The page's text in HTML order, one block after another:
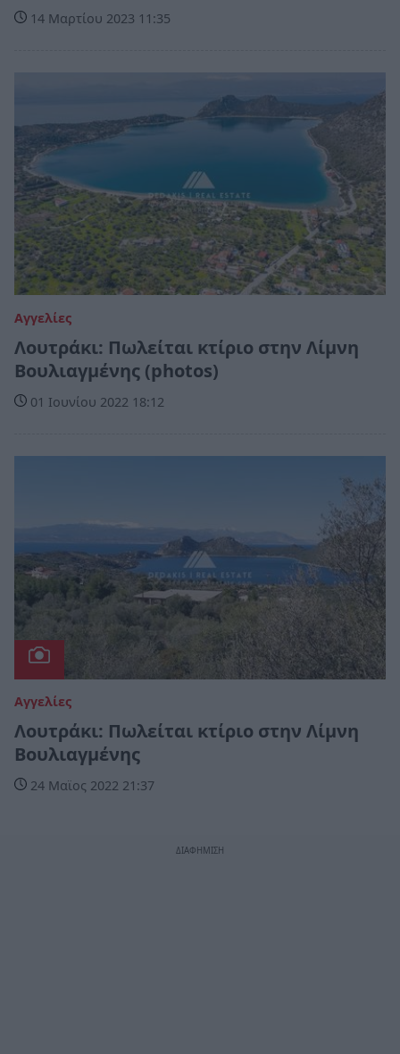
14 Μαρτίου 2023 11:35
Αγγελίες
Λουτράκι: Πωλείται κτίριο στην Λίμνη
Βουλιαγμένης (photos)
01 Ιουνίου 2022 18:12
Αγγελίες
Λουτράκι: Πωλείται κτίριο στην Λίμνη
Βουλιαγμένης
24 Μαϊος 2022 21:37